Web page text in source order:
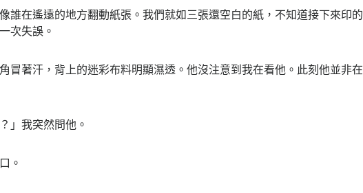
在遙遠的地方翻動紙張。我們就如三張還空白的紙，不知道接下來印的
次失誤。
著汗，背上的迷彩布料明顯濕透。他沒注意到我在看他。此刻他並非在
我突然問他。
。